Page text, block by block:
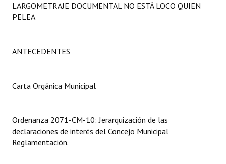
LEGISLACIÓN
Digesto
Organigrama
LARGOMETRAJE DOCUMENTAL NO ESTÁ LOCO QUIEN
PELEA
ANTECEDENTES
Carta Orgánica Municipal
Ordenanza 2071-CM-10: Jerarquización de las
declaraciones de interés del Concejo Municipal
Reglamentación.